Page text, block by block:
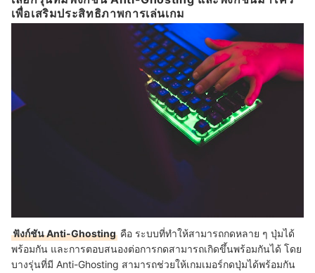
เพื่อเสริมประสิทธิภาพการเล่นเกม
ฟังก์ชัน Anti-Ghosting คือ ระบบที่ทำให้สามารถกดหลาย ๆ ปุ่มได้
พร้อมกัน และการตอบสนองต่อการกดสามารถเกิดขึ้นพร้อมกันได้ โดย
บางรุ่นที่มี Anti-Ghosting สามารถช่วยให้เกมเมอร์กดปุ่มได้พร้อมกัน